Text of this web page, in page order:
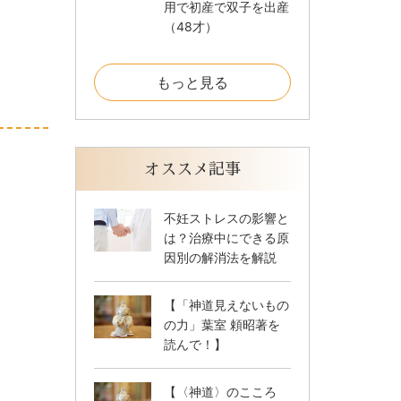
用で初産で双子を出産
（48才）
もっと見る
オススメ記事
不妊ストレスの影響と
は？治療中にできる原
因別の解消法を解説
【「神道見えないもの
の力」葉室 頼昭著を
読んで！】
【〈神道〉のこころ